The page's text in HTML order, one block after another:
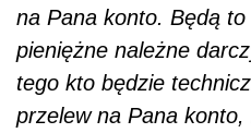
na Pana konto. Będą
pieniężne należne
tego kto będzie
przelew na Pana